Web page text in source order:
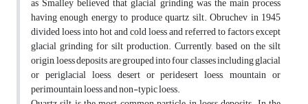
having enough energy to produce quartz silt. Obruchev in 1945
divided loess into hot and cold loess and referred to factors except
glacial grinding for silt production. Currently, based on the silt
origin, loess deposits are grouped into four classes including glacial
or periglacial loess, desert or peridesert loess, mountain or
perimountain loess and non-typic loess.